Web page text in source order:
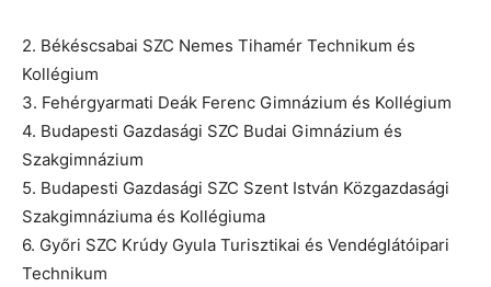
2. Békéscsabai SZC Nemes Tihamér Technikum és
Kollégium
3. Fehérgyarmati Deák Ferenc Gimnázium és Kollégium
4. Budapesti Gazdasági SZC Budai Gimnázium és
Szakgimnázium
5. Budapesti Gazdasági SZC Szent István Közgazdasági
Szakgimnáziuma és Kollégiuma
6. Győri SZC Krúdy Gyula Turisztikai és Vendéglátóipari
Technikum